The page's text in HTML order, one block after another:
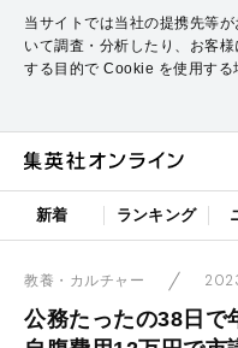
当サイトでは当社の提携先等
いて調査・分析したり、お客
する目的で Cookie を使用する
新着 ランキング
教養・カルチャー
公務たったの38日で